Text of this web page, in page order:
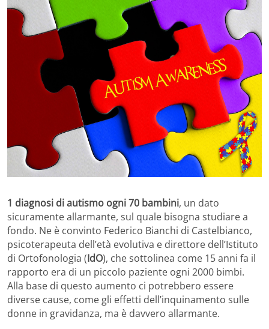
1 diagnosi di autismo ogni 70 bambini, un dato
sicuramente allarmante, sul quale bisogna studiare a
fondo. Ne è convinto Federico Bianchi di Castelbianco,
psicoterapeuta dell’età evolutiva e direttore dell’Istituto
di Ortofonologia (IdO), che sottolinea come 15 anni fa il
rapporto era di un piccolo paziente ogni 2000 bimbi.
Alla base di questo aumento ci potrebbero essere
diverse cause, come gli effetti dell’inquinamento sulle
donne in gravidanza, ma è davvero allarmante.